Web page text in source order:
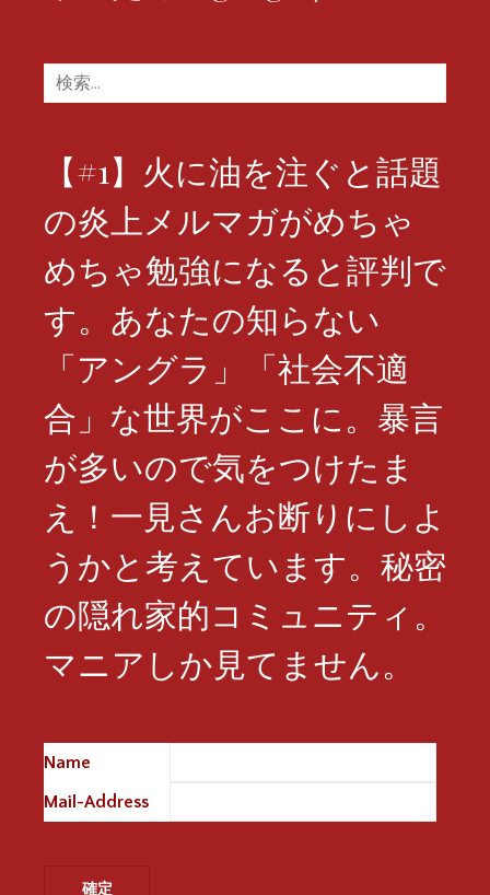
検
索:
【#1】火に油を注ぐと話題
の炎上メルマガがめちゃ
めちゃ勉強になると評判で
す。あなたの知らない
「アングラ」「社会不適
合」な世界がここに。暴言
が多いので気をつけたま
え！一見さんお断りにしよ
うかと考えています。秘密
の隠れ家的コミュニティ。
マニアしか見てません。
Name
Mail-Address